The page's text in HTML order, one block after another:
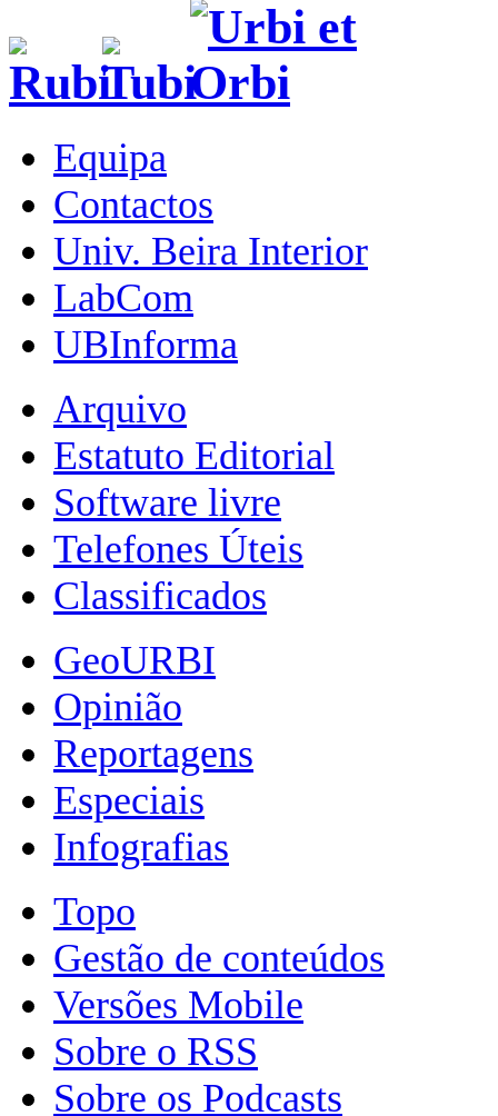
Equipa
Contactos
Univ. Beira Interior
LabCom
UBInforma
Arquivo
Estatuto Editorial
Software livre
Telefones Úteis
Classificados
GeoURBI
Opinião
Reportagens
Especiais
Infografias
Topo
Gestão de conteúdos
Versões Mobile
Sobre o RSS
Sobre os Podcasts